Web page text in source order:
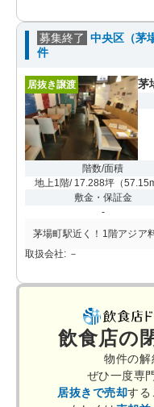
募集終了 中央区（茅
件
居抜き譲渡 茅
階数/面積
地上1階/ 17.288坪（
敷金・保証金
-
茅場町駅近く！1階アジア
取扱会社: －
飲食店の
物件の解
ぜひ一度専
居抜きで売却する